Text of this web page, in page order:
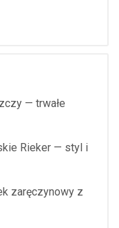
— trwałe
Rieker — styl i
zaręczynowy z